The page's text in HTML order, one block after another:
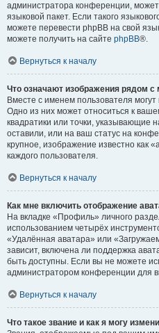
администратора конференции,
языковой пакет. Если такого
можете перевести phpBB на свой
можете получить на сайте phpBB®.
Вернуться к началу
Что означают изображения рядом
Вместе с именем пользователя
Одно из них может относиться к
квадратики или точки, указывающие
оставили, или на ваш статус на
крупное, изображение известно как
каждого пользователя.
Вернуться к началу
Как мне включить отображение
На вкладке «Профиль» личного
использованием четырёх
«Удалённая аватара» или
зависит, включена ли поддержка
быть доступны. Если вы не можете
администратором конференции для
Вернуться к началу
Что такое звание и как я могу